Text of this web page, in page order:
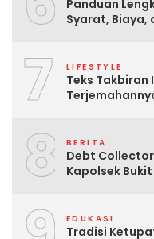
Panduan
Syarat, Biaya,
7 LIFESTYLE
Teks Takbiran
8 BERITA
Debt Collector
Kapolsek
EDUKASI
Tradisi